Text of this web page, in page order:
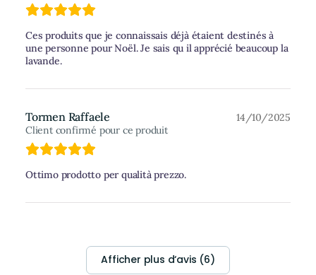
Ces produits que je connaissais déjà étaient destinés à
une personne pour Noël. Je sais qu il apprécié beaucoup la
lavande.
Tormen Raffaele
Client confirmé pour ce produit
14/10/2025
Ottimo prodotto per qualità prezzo.
Afficher plus d‘avis (6)